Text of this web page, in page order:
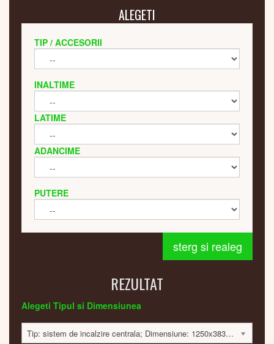
ALEGETI
TIP / ACCESORII
INALTIME
LATIME
ADANCIME
PUTERE
sterg si realeg
REZULTAT
Alegeti Tipul si Dimensiunea
Tip: sistem de incalzire centrala; Dimensiune: 1250x383x42mm; 380 Watt; 14595 lei